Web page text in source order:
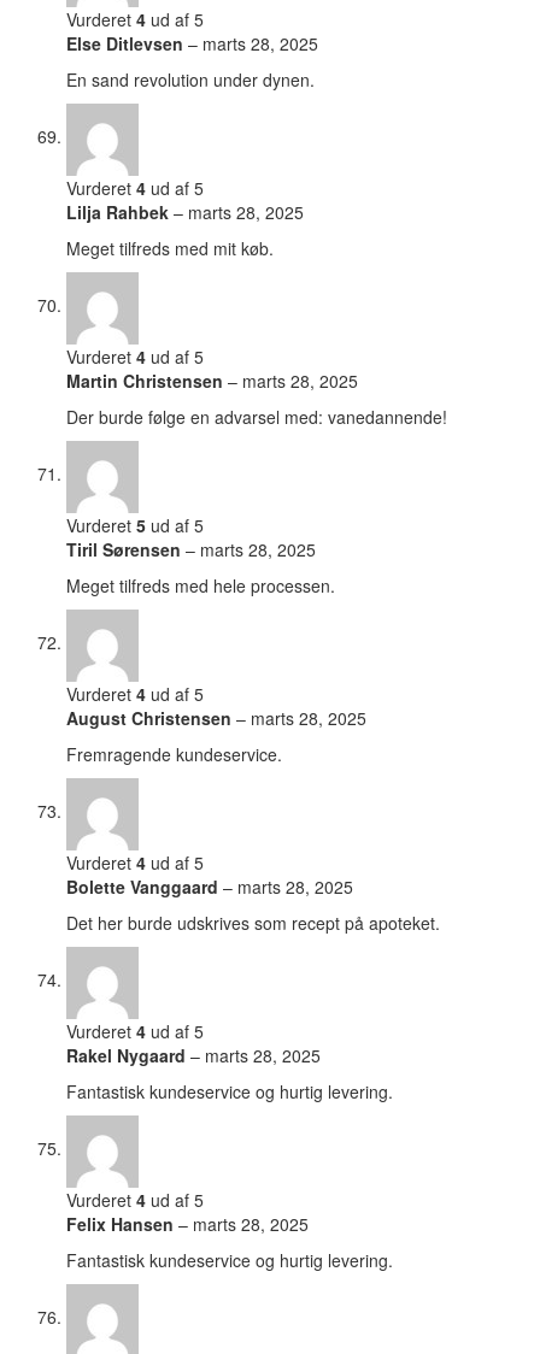
Vurderet 4 ud af 5
Else Ditlevsen – marts 28, 2025
En sand revolution under dynen.
Vurderet 4 ud af 5
Lilja Rahbek – marts 28, 2025
Meget tilfreds med mit køb.
Vurderet 4 ud af 5
Martin Christensen – marts 28, 2025
Der burde følge en advarsel med: vanedannende!
Vurderet 5 ud af 5
Tiril Sørensen – marts 28, 2025
Meget tilfreds med hele processen.
Vurderet 4 ud af 5
August Christensen – marts 28, 2025
Fremragende kundeservice.
Vurderet 4 ud af 5
Bolette Vanggaard – marts 28, 2025
Det her burde udskrives som recept på apoteket.
Vurderet 4 ud af 5
Rakel Nygaard – marts 28, 2025
Fantastisk kundeservice og hurtig levering.
Vurderet 4 ud af 5
Felix Hansen – marts 28, 2025
Fantastisk kundeservice og hurtig levering.